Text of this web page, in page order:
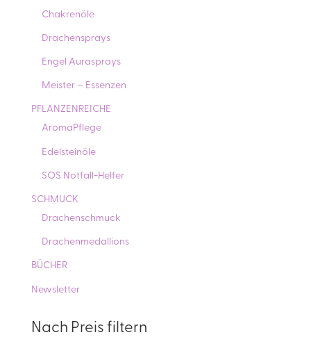
Chakrenöle
Drachensprays
Engel Aurasprays
Meister – Essenzen
PFLANZENREICHE
AromaPflege
Edelsteinöle
SOS Notfall-Helfer
SCHMUCK
Drachenschmuck
Drachenmedallions
BÜCHER
Newsletter
Nach Preis filtern